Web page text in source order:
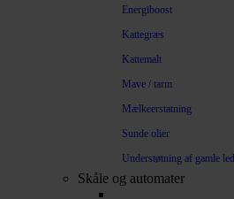
Energiboost
Kattegræs
Kattemalt
Mave / tarm
Mælkeerstatning
Sunde olier
Understøtning af gamle led
Skåle og automater